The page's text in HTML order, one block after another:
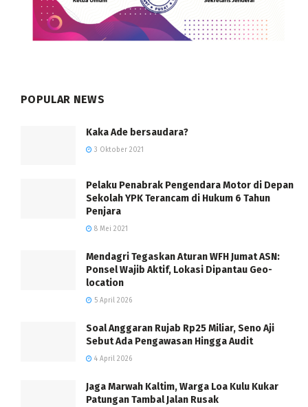
POPULAR NEWS
Kaka Ade bersaudara?
3 Oktober 2021
Pelaku Penabrak Pengendara Motor di Depan
Sekolah YPK Terancam di Hukum 6 Tahun
Penjara
8 Mei 2021
Mendagri Tegaskan Aturan WFH Jumat ASN:
Ponsel Wajib Aktif, Lokasi Dipantau Geo-
location
5 April 2026
Soal Anggaran Rujab Rp25 Miliar, Seno Aji
Sebut Ada Pengawasan Hingga Audit
4 April 2026
Jaga Marwah Kaltim, Warga Loa Kulu Kukar
Patungan Tambal Jalan Rusak